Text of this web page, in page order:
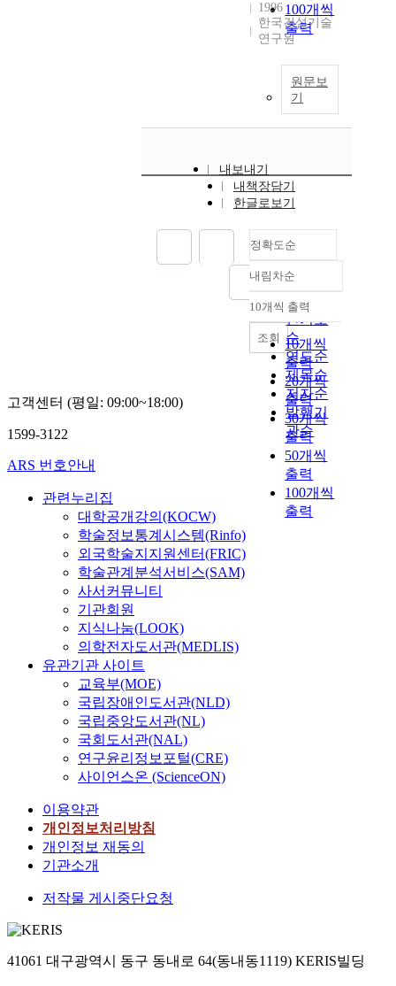
100개씩
출력
1996
한국건설기술
연구원
원문보
기
내보내기
내책장담기
한글로보기
정확도순
정확도
순
인기도
순
연도순
제목순
저자순
발행기
관순
내림차순
내림차순
10개씩 출력
10개씩
출력
20개씩
출력
30개씩
출력
50개씩
출력
100개씩
출력
조회
고객센터 (평일: 09:00~18:00)
1599-3122
ARS 번호안내
관련누리집
대학공개강의(KOCW)
학술정보통계시스템(Rinfo)
외국학술지지원센터(FRIC)
학술관계분석서비스(SAM)
사서커뮤니티
기관회원
지식나눔(LOOK)
의학전자도서관(MEDLIS)
유관기관 사이트
교육부(MOE)
국립장애인도서관(NLD)
국립중앙도서관(NL)
국회도서관(NAL)
연구윤리정보포털(CRE)
사이언스온 (ScienceON)
이용약관
개인정보처리방침
개인정보 재동의
기관소개
저작물 게시중단요청
41061 대구광역시 동구 동내로 64(동내동1119) KERIS빌딩